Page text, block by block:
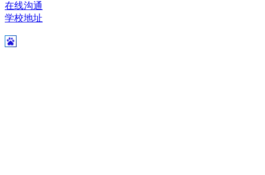
在线沟通
学校地址